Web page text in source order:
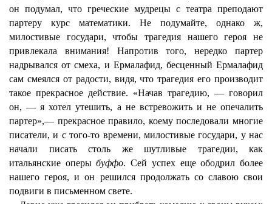
он подумал, что греческие мудрецы с театра преподают
партеру курс математики. Не подумайте, однако ж,
милостивые государи, чтобы трагедия нашего героя не
привлекала внимания! Напротив того, нередко партер
надрывался от смеха, и Ермалафид, бесценный Ермалафид
сам смеялся от радости, видя, что трагедия его производит
такое прекрасное действие. «Начав трагедию, — говорил
он, — я хотел утешить, а не встревожить и не опечалить
партер»,— прекрасное правило, коему последовали многие
писатели, и с того-то времени, милостивые государи, у нас
начали писать столь же шутливые трагедии, как
итальянские оперыбуффо. Сей успех еще ободрил более
нашего героя, и он решился продолжать со славою свои
подвиги в письменном свете.